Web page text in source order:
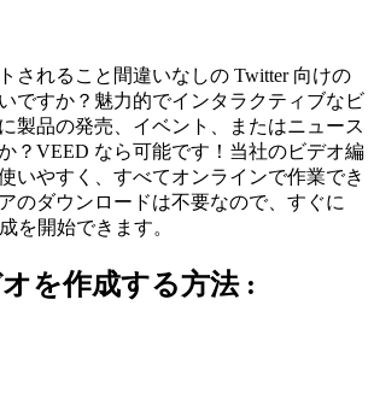
されること間違いなしの Twitter 向けの
ですか？魅力的でインタラクティブなビ
製品の発売、イベント、またはニュース
？VEED なら可能です！当社のビデオ編
いやすく、すべてオンラインで作業でき
のダウンロードは不要なので、すぐに
を開始できます。
を作成する方法 :